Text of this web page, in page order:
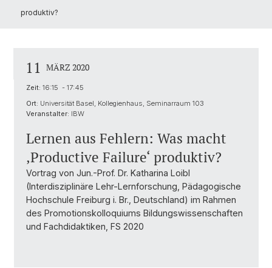
produktiv?
11 MÄRZ 2020
Zeit: 16:15 - 17:45
Ort: Universität Basel, Kollegienhaus, Seminarraum 103
Veranstalter: IBW
Lernen aus Fehlern: Was macht
‚Productive Failure‘ produktiv?
Vortrag von Jun.-Prof. Dr. Katharina Loibl
(Interdisziplinäre Lehr-Lernforschung, Pädagogische
Hochschule Freiburg i. Br., Deutschland) im Rahmen
des Promotionskolloquiums Bildungswissenschaften
und Fachdidaktiken, FS 2020